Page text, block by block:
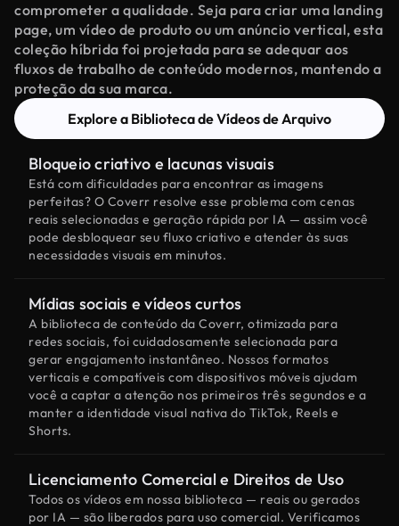
comprometer a qualidade. Seja para criar uma landing
page, um vídeo de produto ou um anúncio vertical, esta
coleção híbrida foi projetada para se adequar aos
fluxos de trabalho de conteúdo modernos, mantendo a
proteção da sua marca.
Explore a Biblioteca de Vídeos de Arquivo
Bloqueio criativo e lacunas visuais
Está com dificuldades para encontrar as imagens
perfeitas? O Coverr resolve esse problema com cenas
reais selecionadas e geração rápida por IA — assim você
pode desbloquear seu fluxo criativo e atender às suas
necessidades visuais em minutos.
Mídias sociais e vídeos curtos
A biblioteca de conteúdo da Coverr, otimizada para
redes sociais, foi cuidadosamente selecionada para
gerar engajamento instantâneo. Nossos formatos
verticais e compatíveis com dispositivos móveis ajudam
você a captar a atenção nos primeiros três segundos e a
manter a identidade visual nativa do TikTok, Reels e
Shorts.
Licenciamento Comercial e Direitos de Uso
Todos os vídeos em nossa biblioteca — reais ou gerados
por IA — são liberados para uso comercial. Verificamos